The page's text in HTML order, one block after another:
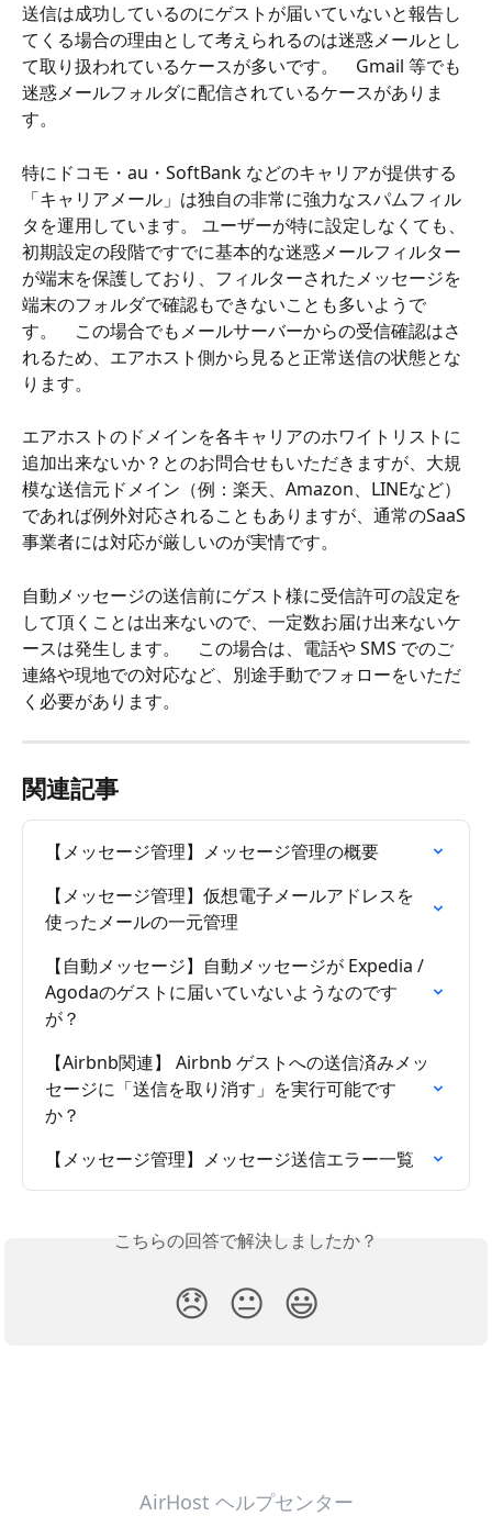
送信は成功しているのにゲストが届いていないと報告し
てくる場合の理由として考えられるのは迷惑メールとし
て取り扱われているケースが多いです。　Gmail 等でも
迷惑メールフォルダに配信されているケースがありま
す。
特にドコモ・au・SoftBank などのキャリアが提供する
「キャリアメール」は独自の非常に強力なスパムフィル
タを運用しています。 ユーザーが特に設定しなくても、
初期設定の段階ですでに基本的な迷惑メールフィルター
が端末を保護しており、フィルターされたメッセージを
端末のフォルダで確認もできないことも多いようで
す。　この場合でもメールサーバーからの受信確認はさ
れるため、エアホスト側から見ると正常送信の状態とな
ります。
エアホストのドメインを各キャリアのホワイトリストに
追加出来ないか？とのお問合せもいただきますが、大規
模な送信元ドメイン（例：楽天、Amazon、LINEなど）
であれば例外対応されることもありますが、通常のSaaS
事業者には対応が厳しいのが実情です。
自動メッセージの送信前にゲスト様に受信許可の設定を
して頂くことは出来ないので、一定数お届け出来ないケ
ースは発生します。　この場合は、電話や SMS でのご
連絡や現地での対応など、別途手動でフォローをいただ
く必要があります。
関連記事
【メッセージ管理】メッセージ管理の概要
【メッセージ管理】仮想電子メールアドレスを
使ったメールの一元管理
【自動メッセージ】自動メッセージが Expedia /
Agodaのゲストに届いていないようなのです
が？
【Airbnb関連】 Airbnb ゲストへの送信済みメッ
セージに「送信を取り消す」を実行可能です
か？
【メッセージ管理】メッセージ送信エラー一覧
こちらの回答で解決しましたか？
😞 😐 😃
AirHost ヘルプセンター